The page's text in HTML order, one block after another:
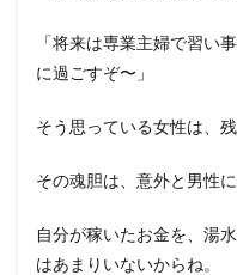
「将来は専業主婦で習い
に過ごすぞ〜」
そう思っている女性は、
その魂胆は、意外と男性
自分が稼いたお金を、湯
はあまりいないからね。